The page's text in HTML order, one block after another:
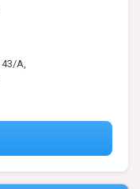
A,